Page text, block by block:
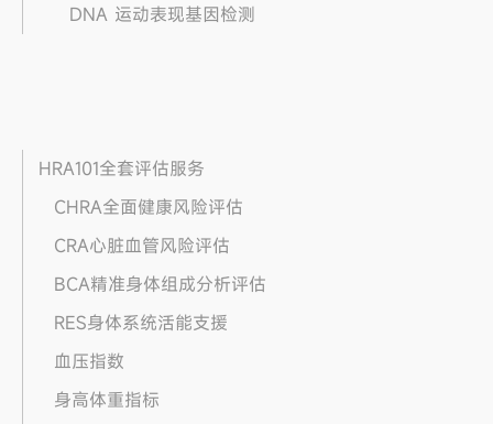
DNA 运动表现基因检测
HRA101全套评估服务
CHRA全面健康风险评估
CRA心脏血管风险评估
BCA精准身体组成分析评估
RES身体系统活能支援
血压指数
身高体重指标